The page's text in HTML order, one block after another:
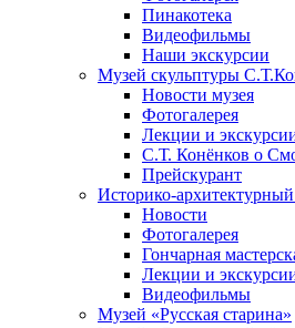
Пинакотека
Видеофильмы
Наши экскурсии
Музей скульптуры
Новости музея
Фотогалерея
Лекции и
С.Т. Конёнков о
Прейскурант
Историко-
Новости
Фотогалерея
Гончарная
Лекции и
Видеофильмы
Музей «Русская старина»